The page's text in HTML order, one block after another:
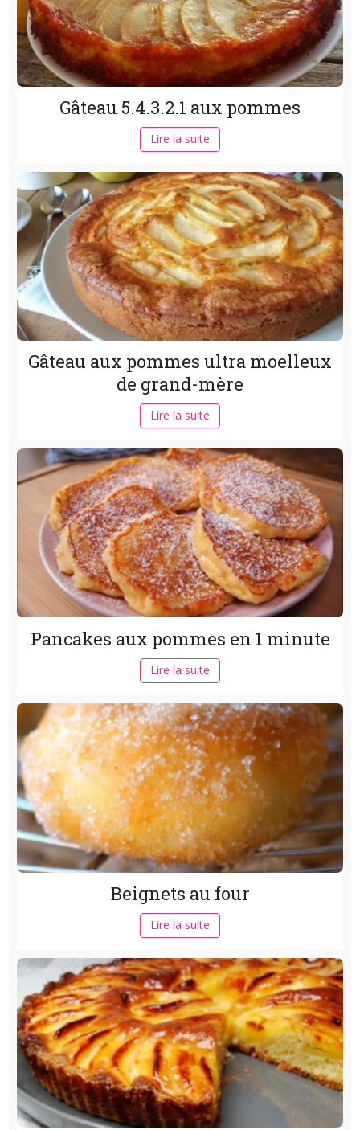
Gâteau 5.4.3.2.1 aux pommes
Lire la suite
Gâteau aux pommes ultra moelleux
de grand-mère
Lire la suite
Pancakes aux pommes en 1 minute
Lire la suite
Beignets au four
Lire la suite